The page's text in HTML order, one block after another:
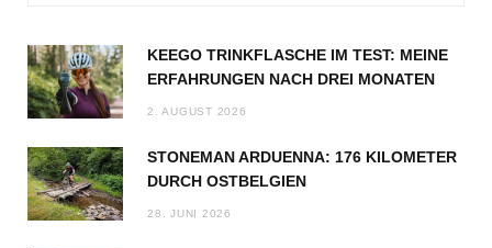
KEEGO TRINKFLASCHE IM TEST: MEINE
ERFAHRUNGEN NACH DREI MONATEN
2. AUGUST 2026
STONEMAN ARDUENNA: 176 KILOMETER
DURCH OSTBELGIEN
28. JUNI 2026